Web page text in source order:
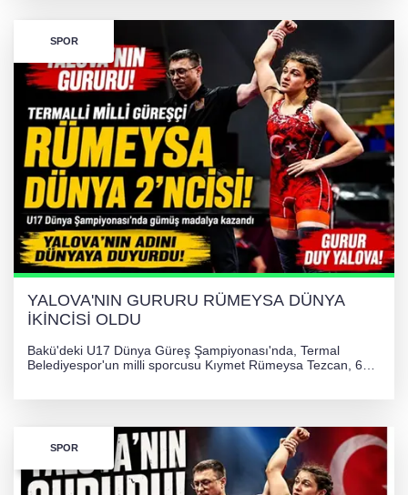
SPOR
YALOVA'NIN GURURU RÜMEYSA DÜNYA
İKİNCİSİ OLDU
Bakü'deki U17 Dünya Güreş Şampiyonası'nda, Termal
Belediyespor'un milli sporcusu Kıymet Rümeysa Tezcan, 69
SPOR